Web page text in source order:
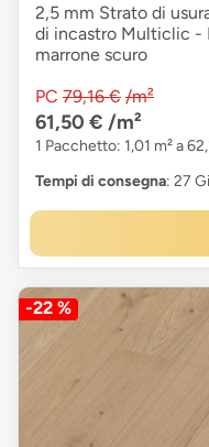
2,5 mm Strato di
di incastro Multiclic -
marrone scuro
PC 79,16 € /m²
61,50 € /m²
1 Pacchetto: 1,01 m² a
Tempi di consegna: 27
-22 %